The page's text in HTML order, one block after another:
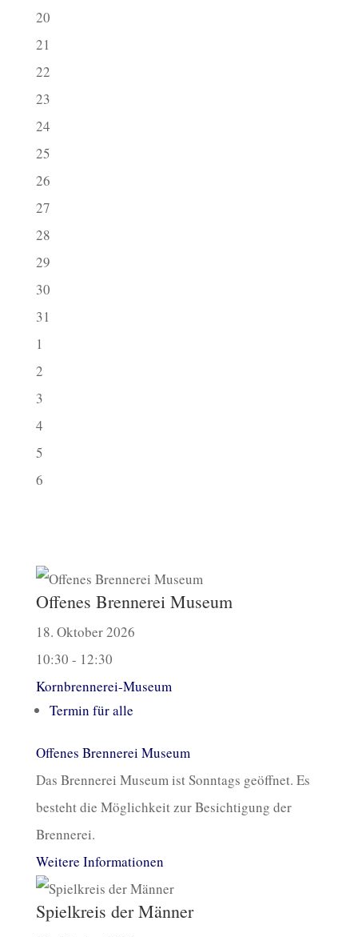
20
21
22
23
24
25
26
27
28
29
30
31
1
2
3
4
5
6
Offenes Brennerei Museum
18. Oktober 2026
10:30 - 12:30
Kornbrennerei-Museum
Termin für alle
Offenes Brennerei Museum
Das Brennerei Museum ist Sonntags geöffnet. Es
besteht die Möglichkeit zur Besichtigung der
Brennerei.
Weitere Informationen
Spielkreis der Männer